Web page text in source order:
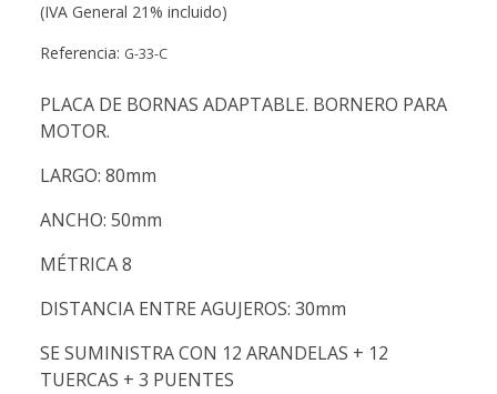
(IVA General 21% incluido)
Referencia: G-33-C
PLACA DE BORNAS ADAPTABLE. BORNERO PARA
MOTOR.
LARGO: 80mm
ANCHO: 50mm
MÉTRICA 8
DISTANCIA ENTRE AGUJEROS: 30mm
SE SUMINISTRA CON 12 ARANDELAS + 12
TUERCAS + 3 PUENTES